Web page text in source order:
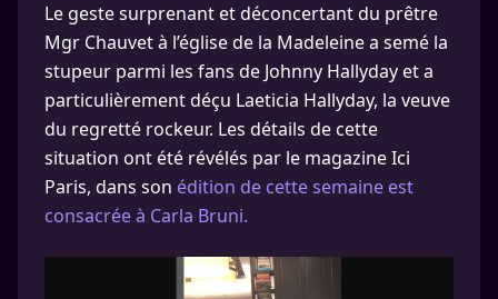
Le geste surprenant et déconcertant du prêtre
Mgr Chauvet à l’église de la Madeleine a semé la
stupeur parmi les fans de Johnny Hallyday et a
particulièrement déçu Laeticia Hallyday, la veuve
du regretté rockeur. Les détails de cette
situation ont été révélés par le magazine Ici
Paris, dans son édition de cette semaine est
consacrée à Carla Bruni.